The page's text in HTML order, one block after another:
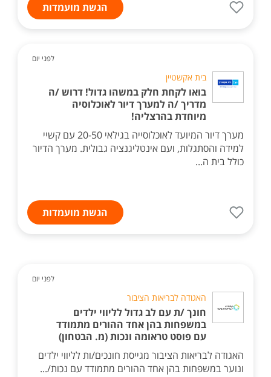
הגשת מועמדות
לפני יום
בית אקשטיין
בואו לקחת חלק במשהו גדול! דרוש /ה
מדריך /ה למערך דיור לאוכלוסיה
מיוחדת בהרצליה!
מערך דיור המיועד לאוכלוסייה בגילאי 20-50 עם קשיי
למידה והסתגלות, ועם אינטליגנציה גבולית. מערך הדיור
כולל בית ה...
הגשת מועמדות
לפני יום
האגודה לבריאות הציבור
חונך /ת עם לב גדול לליווי ילדים
במשפחות בהן אחד ההורים מתמודד
עם פוסט טראומה ונכות (מ. הבטחון)
האגודה לבריאות הציבור מגייסת חונכים/ות לליווי ילדים
ונוער במשפחות בהן אחד ההורים מתמודד עם נכות/...